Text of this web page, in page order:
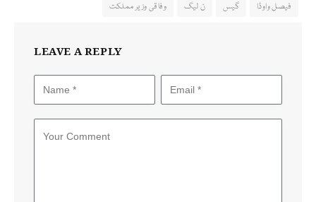
فیصل واوڈا
گیس ن لیگ وفاقی وزیر مملکت
LEAVE A REPLY